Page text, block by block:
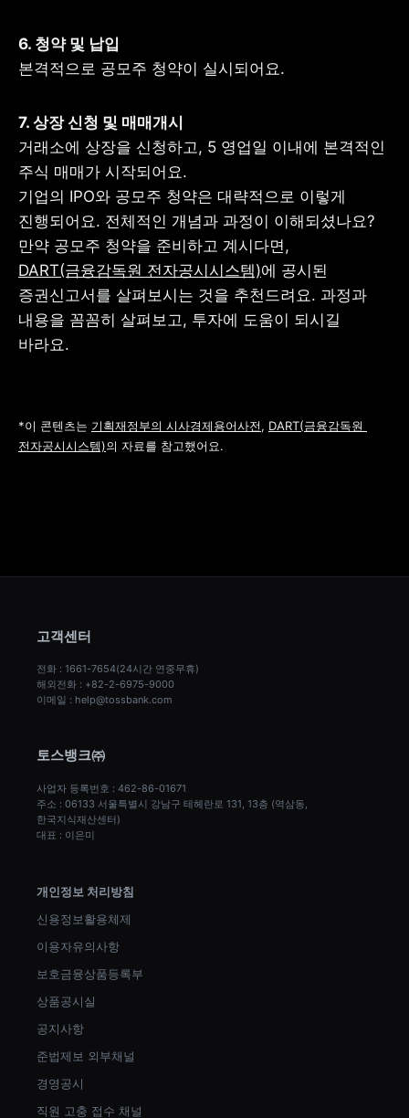
본격적으로 공모주 청약이 실시되어요.
거래소에 상장을 신청하고, 5 영업일 이내에 본격적인
주식 매매가 시작되어요.
기업의 IPO와 공모주 청약은 대략적으로 이렇게
진행되어요. 전체적인 개념과 과정이 이해되셨나요?
DART(금융감독원 전자공시시스템)에 공시된
증권신고서를 살펴보시는 것을 추천드려요. 과정과
내용을 꼼꼼히 살펴보고, 투자에 도움이 되시길
바라요.
*이 콘텐츠는 기획재정부의 시사경제용어사전, DART(금융감독원
전자공시시스템)의 자료를 참고했어요.
고객센터
전화 : 1661-7654(24시간 연중무휴)
해외전화 : +82-2-6975-9000
이메일 : help@tossbank.com
토스뱅크㈜
사업자 등록번호 : 462-86-01671
주소 : 06133 서울특별시 강남구 테헤란로 131, 13층 (역삼동,
한국지식재산센터)
대표 : 이은미
개인정보 처리방침
신용정보활용체제
이용자유의사항
보호금융상품등록부
상품공시실
공지사항
준법제보 외부채널
경영공시
직원 고충 접수 채널